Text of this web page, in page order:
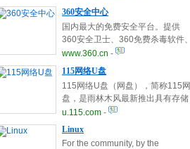
finance, lifestyle, technology and
stock markets. Providing business
analysis, advice, commentary,
tools and investing tips from
Forbes and affiliated
publications.
360安全中心
国内最大的免费安全平台。提供
360安全卫士、360免费杀毒软件、
360木马查杀工具、360安全浏览
器、360保险箱及各种其他免费杀
毒软件包括NOD32、卡巴斯基等。
360安全卫士拥有查杀木马、清理
恶评插件、免费杀毒、修复系统漏
洞和管理应用软件等功能。
www.360.cn -
115网络U盘
115网络U盘（网盘），简称115网
盘，是雨林木风最新推出具有存储
容量大、免费、高速、稳定、易
用，安全等特点的免费网络硬盘，
即免费网络存储空间服务。
u.115.com -
Linux
For the community, by the